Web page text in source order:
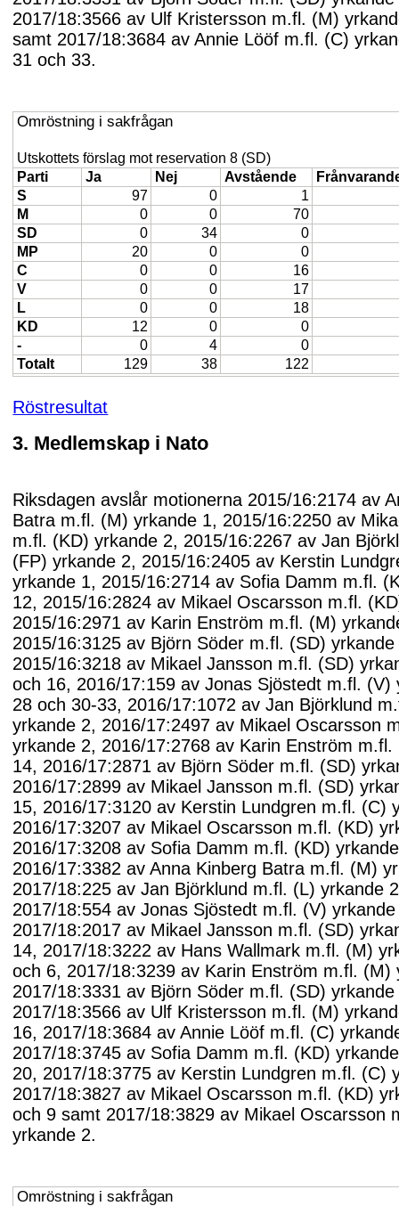
2017/18:3566 av Ulf Kristersson m.fl. (M)
samt 2017/18:3684 av Annie Lööf m.fl. (C)
31 och 33.
Omröstning i sakfrågan
Utskottets förslag mot reservation 8 (SD)
Parti
Ja Nej Avstående
S
97 0
1
M
0 0
70
SD
0 34
0
MP
20 0
0
C
0 0
16
V
0 0
17
L
0 0
18
KD
12 0
0
-
0 4
0
Totalt
129 38 122
Röstresultat
3. Medlemskap i Nato
Riksdagen avslår motionerna 2015/16:2174 av
Batra m.fl. (M) yrkande 1, 2015/16:2250 av
m.fl. (KD) yrkande 2, 2015/16:2267 av Jan
(FP) yrkande 2, 2015/16:2405 av Kerstin
yrkande 1, 2015/16:2714 av Sofia Damm m.fl.
12, 2015/16:2824 av Mikael Oscarsson m.fl.
2015/16:2971 av Karin Enström m.fl. (M)
2015/16:3125 av Björn Söder m.fl. (SD) yrkande
2015/16:3218 av Mikael Jansson m.fl. (SD)
och 16, 2016/17:159 av Jonas Sjöstedt m.fl. (V)
28 och 30-33, 2016/17:1072 av Jan Björklund
yrkande 2, 2016/17:2497 av Mikael Oscarsson
yrkande 2, 2016/17:2768 av Karin Enström
14, 2016/17:2871 av Björn Söder m.fl. (SD)
2016/17:2899 av Mikael Jansson m.fl. (SD)
15, 2016/17:3120 av Kerstin Lundgren m.fl. (C)
2016/17:3207 av Mikael Oscarsson m.fl. (KD)
2016/17:3208 av Sofia Damm m.fl. (KD)
2016/17:3382 av Anna Kinberg Batra m.fl. (M)
2017/18:225 av Jan Björklund m.fl. (L) yrkande
2017/18:554 av Jonas Sjöstedt m.fl. (V)
2017/18:2017 av Mikael Jansson m.fl. (SD)
14, 2017/18:3222 av Hans Wallmark m.fl. (M)
och 6, 2017/18:3239 av Karin Enström m.fl. (M)
2017/18:3331 av Björn Söder m.fl. (SD) yrkande
2017/18:3566 av Ulf Kristersson m.fl. (M)
16, 2017/18:3684 av Annie Lööf m.fl. (C)
2017/18:3745 av Sofia Damm m.fl. (KD)
20, 2017/18:3775 av Kerstin Lundgren m.fl. (C)
2017/18:3827 av Mikael Oscarsson m.fl. (KD)
och 9 samt 2017/18:3829 av Mikael Oscarsson
yrkande 2.
Omröstning i sakfrågan